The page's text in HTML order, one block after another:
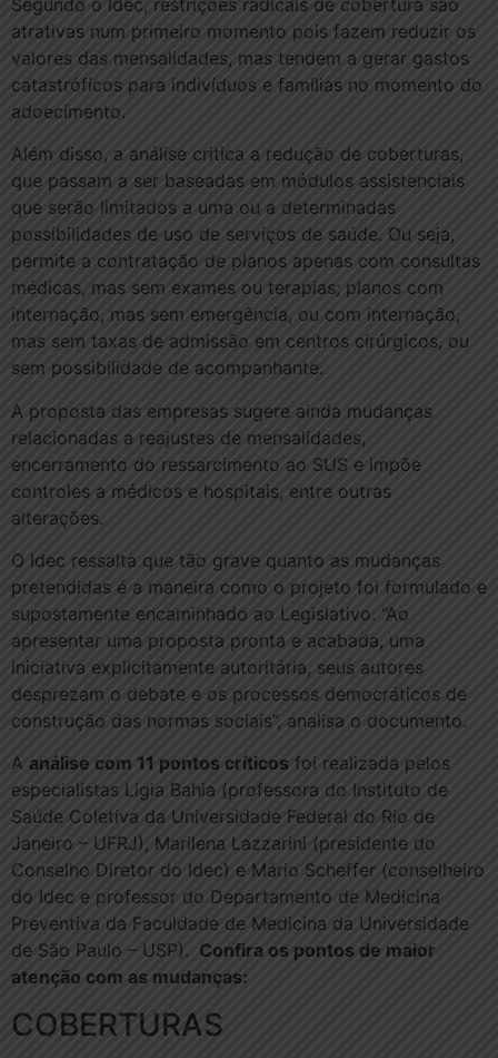
atrativas num primeiro momento pois fazem reduzir os
valores das mensalidades, mas tendem a gerar gastos
catastróficos para indivíduos e famílias no momento do
adoecimento.
Além disso, a análise critica a redução de coberturas,
que passam a ser baseadas em módulos assistenciais
que serão limitados a uma ou a determinadas
possibilidades de uso de serviços de saúde. Ou seja,
permite a contratação de planos apenas com consultas
médicas, mas sem exames ou terapias; planos com
internação, mas sem emergência, ou com internação,
mas sem taxas de admissão em centros cirúrgicos, ou
sem possibilidade de acompanhante.
A proposta das empresas sugere ainda mudanças
relacionadas a reajustes de mensalidades,
encerramento do ressarcimento ao SUS e impõe
controles a médicos e hospitais, entre outras
alterações.
O Idec ressalta que tão grave quanto as mudanças
pretendidas é a maneira como o projeto foi formulado e
supostamente encaminhado ao Legislativo. “Ao
apresentar uma proposta pronta e acabada, uma
iniciativa explicitamente autoritária, seus autores
desprezam o debate e os processos democráticos de
construção das normas sociais”, analisa o documento.
A análise com 11 pontos críticos foi realizada pelos
especialistas Ligia Bahia (professora do Instituto de
Saúde Coletiva da Universidade Federal do Rio de
Janeiro – UFRJ), Marilena Lazzarini (presidente do
Conselho Diretor do Idec) e Mário Scheffer (conselheiro
do Idec e professor do Departamento de Medicina
Preventiva da Faculdade de Medicina da Universidade
de São Paulo – USP). Confira os pontos de maior
atenção com as mudanças:
COBERTURAS